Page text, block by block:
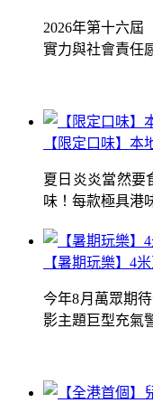
【限定口味】本
夏日炎炎當然要
味！每款極具港
2026年第十六屆
實力與社會責任
【暑期玩樂】4
今年8月萬眾期
影主題巨型充氣